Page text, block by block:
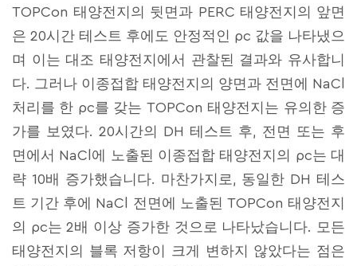
TOPCon 태양전지의 뒷면과 PERC 태양전지의 앞면
은 20시간 테스트 후에도 안정적인 ρc 값을 나타냈으
며 이는 대조 태양전지에서 관찰된 결과와 유사합니
다. 그러나 이종접합 태양전지의 양면과 전면에 NaCl
처리를 한 ρc를 갖는 TOPCon 태양전지는 유의한 증
가를 보였다. 20시간의 DH 테스트 후, 전면 또는 후
면에서 NaCl에 노출된 이종접합 태양전지의 ρc는 대
략 10배 증가했습니다. 마찬가지로, 동일한 DH 테스
트 기간 후에 NaCl 전면에 노출된 TOPCon 태양전지
의 ρc는 2배 이상 증가한 것으로 나타났습니다. 모든
태양전지의 블록 저항이 크게 변하지 않았다는 점은